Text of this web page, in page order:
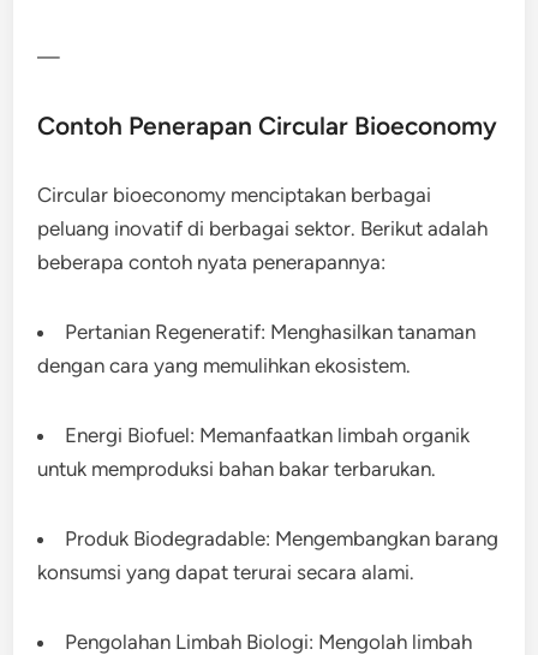
—
Contoh Penerapan Circular Bioeconomy
Circular bioeconomy menciptakan berbagai
peluang inovatif di berbagai sektor. Berikut adalah
beberapa contoh nyata penerapannya:
Pertanian Regeneratif: Menghasilkan tanaman
dengan cara yang memulihkan ekosistem.
Energi Biofuel: Memanfaatkan limbah organik
untuk memproduksi bahan bakar terbarukan.
Produk Biodegradable: Mengembangkan barang
konsumsi yang dapat terurai secara alami.
Pengolahan Limbah Biologi: Mengolah limbah